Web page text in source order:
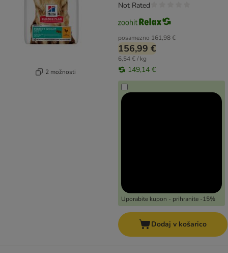
2 možnosti
posamezno 161,98 €
156,99 €
6,54 € / kg
149,14 €
Uporabite kupon - prihranite -15%
Not Rated
Dodaj v košarico